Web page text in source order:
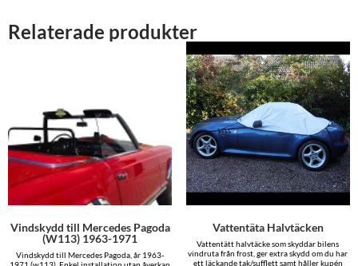
Relaterade produkter
Vindskydd till Mercedes Pagoda
(W113) 1963-1971
Vindskydd till Mercedes Pagoda, år 1963-
Vattentäta Halvtäcken
Vattentätt halvtäcke som skyddar bilens
vindruta från frost, ger extra skydd om du har
ett läckande tak/sufflett samt håller kupén